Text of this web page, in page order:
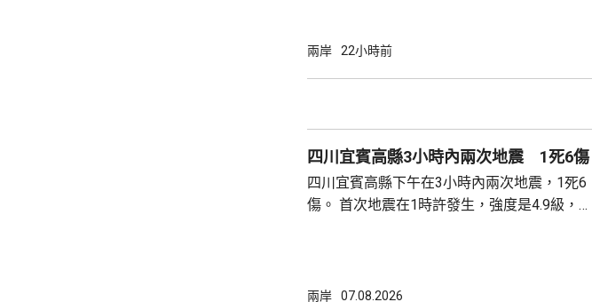
歲父親當場死亡，年約30歲的女兒受傷送院救
者，妥善保存死者遺體。使館已聯繫死者在國
內的親屬，將為家屬在泰國善後提...
兩岸 22小時前
四川宜賓高縣3小時內兩次地震 1死6傷
四川宜賓高縣下午在3小時內兩次地震，1死6
傷。 首次地震在1時許發生，強度是4.9級，4
部緊急調集17支救援力量合共180多人救災。
兩岸 07.08.2026